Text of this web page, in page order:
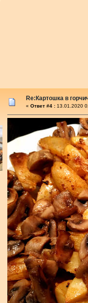
Re:Картошка в
« Ответ #4 : 13.01.2020